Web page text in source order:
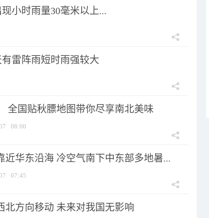
小时雨量30毫米以上...
雷阵雨短时雨强较大
全国贴秋膘地图带你尽享南北美味
08:00
近华东沿海 冷空气南下中东部多地暑...
07:45
北方向移动 未来对我国无影响